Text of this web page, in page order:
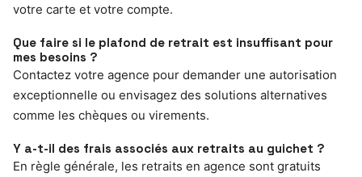
votre carte et votre compte.
Que faire si le plafond de retrait est insuffisant pour
mes besoins ?
Contactez votre agence pour demander une autorisation
exceptionnelle ou envisagez des solutions alternatives
comme les chèques ou virements.
Y a-t-il des frais associés aux retraits au guichet ?
En règle générale, les retraits en agence sont gratuits